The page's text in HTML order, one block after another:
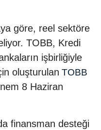
göre, reel sektöre
TOBB, Kredi
işbirliğiyle
oluşturulan TOBB
8 Haziran
finansman desteği